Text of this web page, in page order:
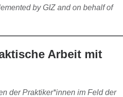
by GIZ and on behalf of
Arbeit mit
der Praktiker*innen im Feld der